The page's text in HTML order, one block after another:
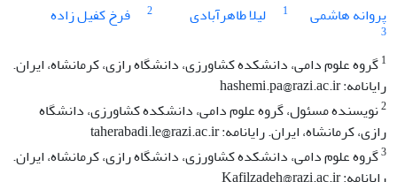
پروانه هاشمی
1 لیلا طاهرآبادی 2 فرخ کفیل زاده
3
1گروه علوم دامی، دانشکده کشاورزی، دانشگاه رازی، کرمانشاه، ایران.
رایانامه: hashemi.pa@razi.ac.ir
2نویسنده مسئول، گروه علوم دامی، دانشکده کشاورزی، دانشگاه
رازی، کرمانشاه، ایران. رایانامه: taherabadi.le@razi.ac.ir
3گروه علوم دامی، دانشکده کشاورزی، دانشگاه رازی، کرمانشاه، ایران.